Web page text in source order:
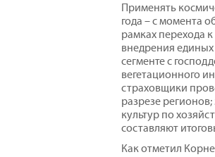
Применять
года – с момента
рамках перехода
внедрения
сегменте с
вегетационного
страховщики
разрезе
культур по
составляют
Как отметил